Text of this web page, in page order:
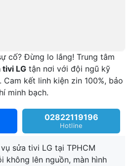
cố? Đừng lo lắng! Trung tâm
tivi LG tận nơi với đội ngũ kỹ
kết linh kiện zin 100%, bảo
minh bạch.
02822119196
Hotline
sửa tivi LG tại TPHCM
không lên nguồn, màn hình